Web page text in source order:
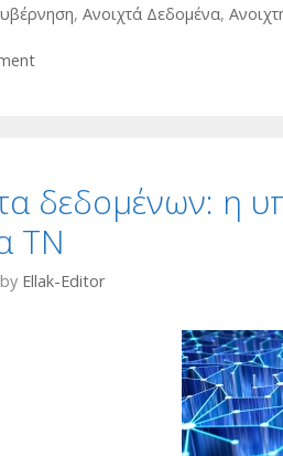
, Ανοιχτά Δεδομένα,
δεδομένων: η
ΤΝ
by Ellak-Editor